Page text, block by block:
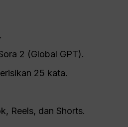
2 (Global GPT).
25 kata.
Reels, dan Shorts.